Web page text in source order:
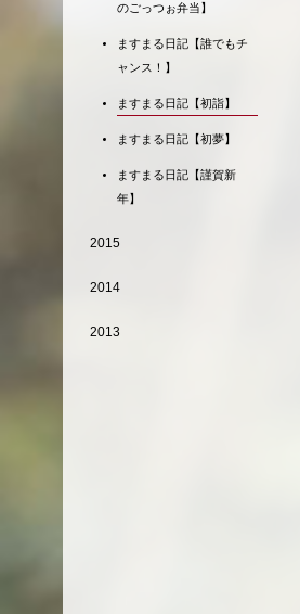
のごっつぉ弁当】
ますまる日記【誰でもチ
ャンス！】
ますまる日記【初詣】
ますまる日記【初夢】
ますまる日記【謹賀新
年】
2015
2014
2013